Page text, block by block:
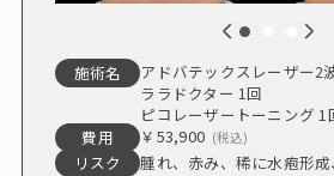
施術名
アドバテックスレーザー2
ララドクター 1回
ピコレーザートーニング 1
費用
￥53,900 (税込)
リスク 腫れ、赤み、稀に水疱形